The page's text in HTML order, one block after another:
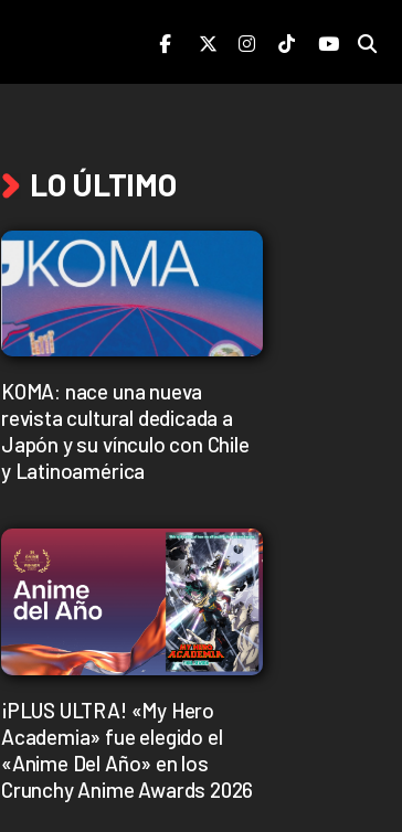
LO ÚLTIMO
KOMA: nace una nueva
revista cultural dedicada a
Japón y su vínculo con Chile
y Latinoamérica
¡PLUS ULTRA! «My Hero
Academia» fue elegido el
«Anime Del Año» en los
Crunchy Anime Awards 2026